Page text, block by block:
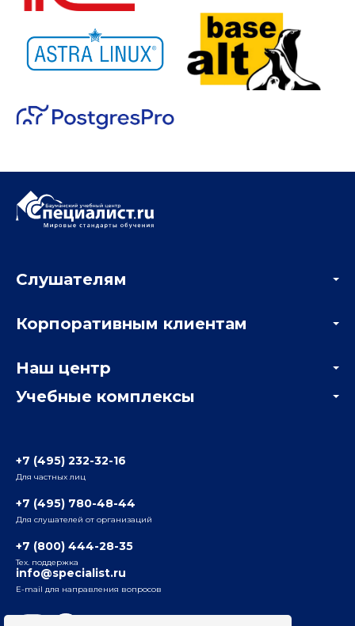
Учебные комплексы
Радио
ул. Радио, д.24, корпус 1, 2-й подъезд, 2-й этаж
ул. Воронцовская, д. 35Б, корп.2, 5-й этаж
Бауманский
ул. Бауманская, д. 6, стр. 2, бизнес-центр «Виктория
Слушателям
Мастер-классы и вебинары
Корпоративным клиентам
Отзывы компаний
Наш центр
Информация о центре
+7 (495) 232-32-16
Для частных лиц
+7 (495) 780-48-44
Для слушателей от организаций
+7 (800) 444-28-35
Тех. поддержка
info@specialist.ru
E-mail для направления вопросов